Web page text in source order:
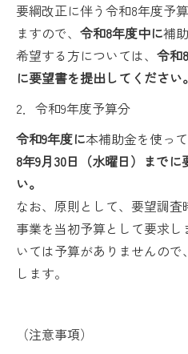
要綱改正に伴う令和8年度予
ますので、 令和8年度中に補
希望する方については、 令和
に要望書を提出してください。
2．令和9年度予算分
令和9年度に本補助金を使っ
8年9月30日（水曜日）まで
い。
なお、原則として、要望調
事業を当初予算として要求
いては予算がありませんの
します。
（注意事項）